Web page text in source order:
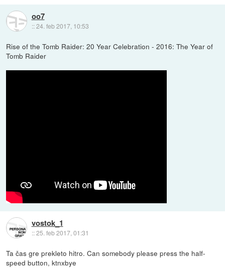
oo7
::24. feb 2017, 10:53
Rise of the Tomb Raider: 20 Year Celebration - 2016: The Year of
Tomb Raider
vostok_1
::25. feb 2017, 01:31
Ta čas gre prekleto hitro. Can somebody please press the half-
speed button, ktnxbye